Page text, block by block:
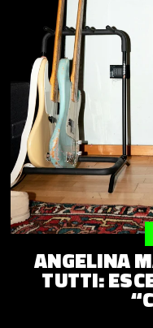
ANGELINA
TUTTI: